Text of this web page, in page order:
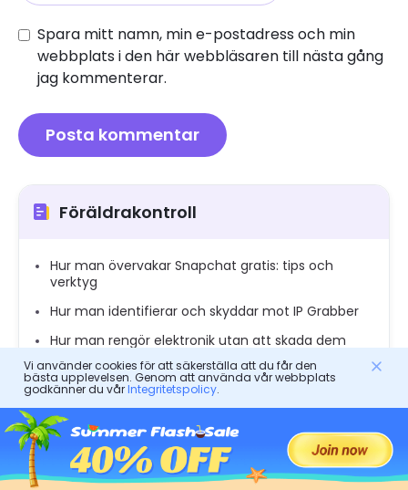
Spara mitt namn, min e-postadress och min
webbplats i den här webbläsaren till nästa gång
jag kommenterar.
Föräldrakontroll
Hur man övervakar Snapchat gratis: tips och
verktyg
Hur man identifierar och skyddar mot IP Grabber
Hur man rengör elektronik utan att skada dem
Hur man låser upp iPhone utan lösenord: en
förälderguide
Hur man fixar det kunde inte hitta Altsserver -
problemet
Hur man gör ett blandat familjearbete: Expertråd
för föräldrar
Vi använder cookies för att säkerställa att du får den
bästa upplevelsen. Genom att använda vår webbplats
godkänner du vårIntegritetspolicy.